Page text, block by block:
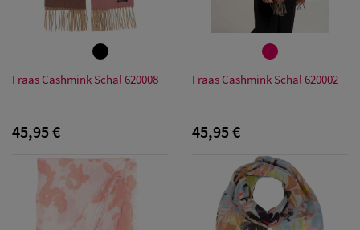
Fraas Cashmink Schal 620008
45,95 €
Fraas Cashmink Schal 620002
45,95 €